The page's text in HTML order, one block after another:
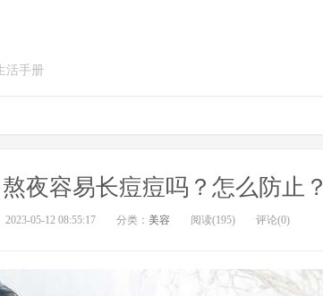
活手册
熬夜容易长痘痘吗？怎么防止？
2023-05-12 08:55:17 分类： 美容 阅读(195) 评论(0)